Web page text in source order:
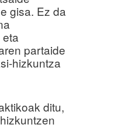
gisa. Ez da
partaide
hizkuntza
ditu,